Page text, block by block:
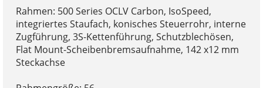
Rahmen: 500 Series OCLV Carbon, IsoSpeed,
integriertes Staufach, konisches Steuerrohr, interne
Zugführung, 3S-Kettenführung, Schutzblechösen,
Flat Mount-Scheibenbremsaufnahme, 142 x12 mm
Steckachse